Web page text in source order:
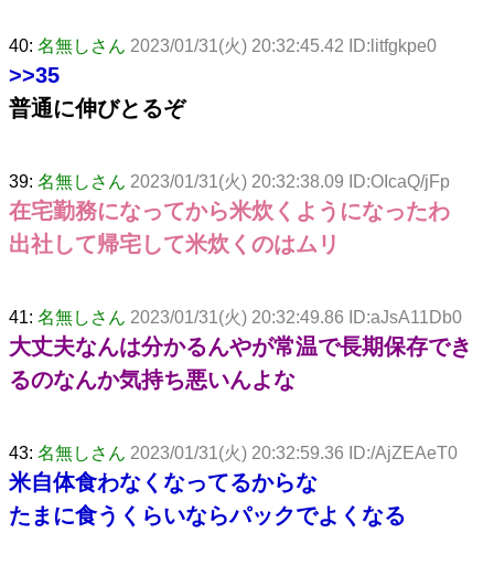
40: 名無しさん 2023/01/31(火) 20:32:45.42 ID:litfgkpe0
>>35
普通に伸びとるぞ
39: 名無しさん 2023/01/31(火) 20:32:38.09 ID:OIcaQ/jFp
在宅勤務になってから米炊くようになったわ
出社して帰宅して米炊くのはムリ
41: 名無しさん 2023/01/31(火) 20:32:49.86 ID:aJsA11Db0
大丈夫なんは分かるんやが常温で長期保存でき
るのなんか気持ち悪いんよな
43: 名無しさん 2023/01/31(火) 20:32:59.36 ID:/AjZEAeT0
米自体食わなくなってるからな
たまに食うくらいならパックでよくなる